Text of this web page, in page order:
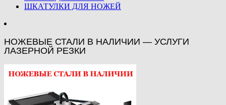
ШКАТУЛКИ ДЛЯ НОЖЕЙ
НОЖЕВЫЕ СТАЛИ В НАЛИЧИИ — УСЛУГИ
ЛАЗЕРНОЙ РЕЗКИ